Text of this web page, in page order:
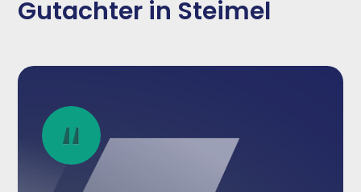
Gutachter in Steimel